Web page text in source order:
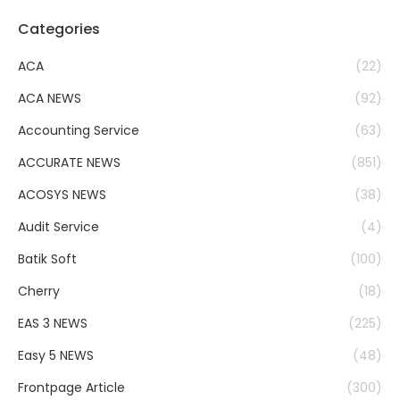
Categories
ACA
(22)
ACA NEWS
(92)
Accounting Service
(63)
ACCURATE NEWS
(851)
ACOSYS NEWS
(38)
Audit Service
(4)
Batik Soft
(100)
Cherry
(18)
EAS 3 NEWS
(225)
Easy 5 NEWS
(48)
Frontpage Article
(300)